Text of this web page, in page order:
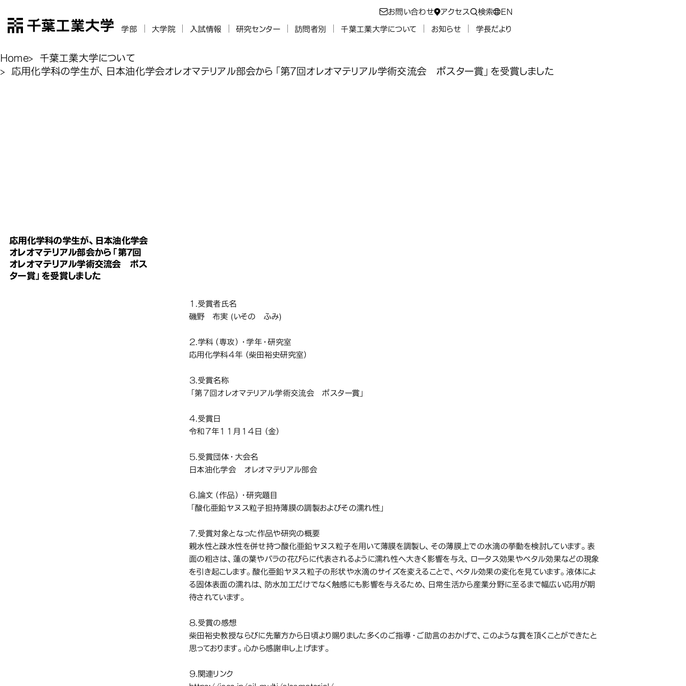
千葉工業大学
お問い合わせ アクセス 検索 EN
学部 大学院 入試情報 研究センター 訪問者別 千葉工業大学について お知らせ 学長だより
Home
千葉工業大学について
応用化学科の学生が、日本油化学会オレオマテリアル部会から「第7回オレオマテリアル学術交流会 ポスター賞」を受賞しました
しました
しました
しました
しました
応用化学科の学生が、日本油化学会
オレオマテリアル部会から「第7回
オレオマテリアル学術交流会 ポス
ター賞」を受賞しました
ター賞」を受賞しました
ター賞」を受賞しました
ター賞」を受賞しました
１.受賞者氏名
磯野 布実 (いその ふみ)
２.学科（専攻）・学年・研究室
応用化学科４年（柴田裕史研究室）
３.受賞名称
「第７回オレオマテリアル学術交流会 ポスター賞」
４.受賞日
令和７年１１月１４日（金）
５.受賞団体・大会名
日本油化学会 オレオマテリアル部会
６.論文（作品）・研究題目
「酸化亜鉛ヤヌス粒子担持薄膜の調製およびその濡れ性」
７.受賞対象となった作品や研究の概要
親水性と疎水性を併せ持つ酸化亜鉛ヤヌス粒子を用いて薄膜を調製し、その薄膜上での水滴の挙動を検討しています。表
面の粗さは、蓮の葉やバラの花びらに代表されるように濡れ性へ大きく影響を与え、ロータス効果やペタル効果などの現象
を引き起こします。酸化亜鉛ヤヌス粒子の形状や水滴のサイズを変えることで、ペタル効果の変化を見ています。液体によ
る固体表面の濡れは、防水加工だけでなく触感にも影響を与えるため、日常生活から産業分野に至るまで幅広い応用が期
待されています。
８.受賞の感想
柴田裕史教授ならびに先輩方から日頃より賜りました多くのご指導・ご助言のおかげで、このような賞を頂くことができたと
思っております。心から感謝申し上げます。
９.関連リンク